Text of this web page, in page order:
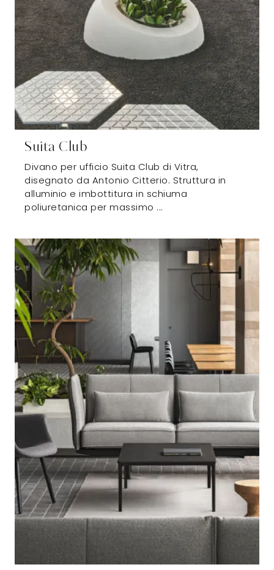
Suita Club
Divano per ufficio Suita Club di Vitra,
disegnato da Antonio Citterio. Struttura in
alluminio e imbottitura in schiuma
poliuretanica per massimo ...